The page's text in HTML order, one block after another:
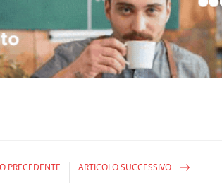
PRECEDENTE ARTICOLO SUCCESSIVO